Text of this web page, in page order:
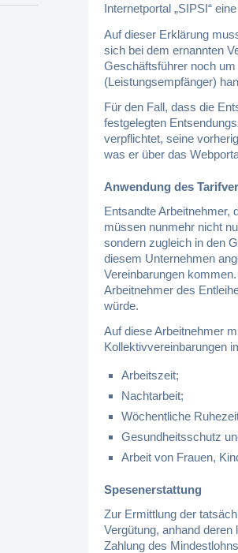
Internetportal „SIPSI“
Auf dieser Erklärung
sich bei dem ernannten
Geschäftsführer noch
(Leistungsempfänger)
Für den Fall, dass die
festgelegten
verpflichtet, seine
was er über das
Anwendung des
Entsandte Arbeitnehmer,
müssen nunmehr nicht
sondern zugleich in den
diesem Unternehmen
Vereinbarungen
Arbeitnehmer des
würde.
Auf diese Arbeitnehmer
Kollektivvereinbarungen
Arbeitszeit;
Nachtarbeit;
Wöchentliche
Gesundheitsschutz
Arbeit von Frauen,
Spesenerstattung
Zur Ermittlung der
Vergütung, anhand
Zahlung des